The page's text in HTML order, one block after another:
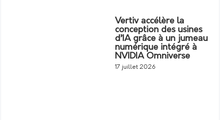
Vertiv accélère la
conception des usines
d’IA grâce à un jumeau
numérique intégré à
NVIDIA Omniverse
17 juillet 2026